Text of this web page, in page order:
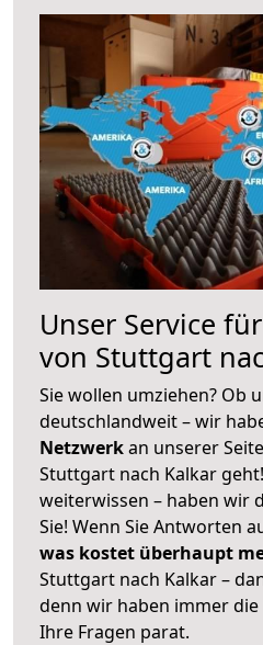
Unser Service
von Stuttgart
Sie wollen umziehen? Ob
deutschlandweit – wir
Netzwerkan unserer
Stuttgart nach Kalkar
weiterwissen – haben wir
Sie! Wenn Sie Antworten
was kostet überhaupt
Stuttgart nach Kalkar –
denn wir haben immer
Ihre Fragen parat.